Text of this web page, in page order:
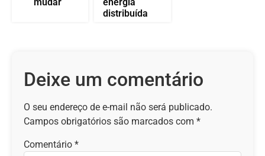
distribuída
Deixe um comentário
O seu endereço de e-mail não será publicado.
Campos obrigatórios são marcados com *
Comentário *